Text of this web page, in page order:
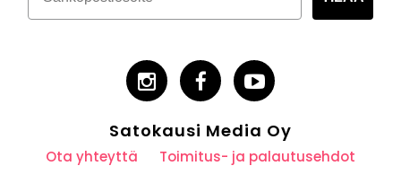
Satokausi Media Oy
Ota yhteyttä Toimitus- ja palautusehdot